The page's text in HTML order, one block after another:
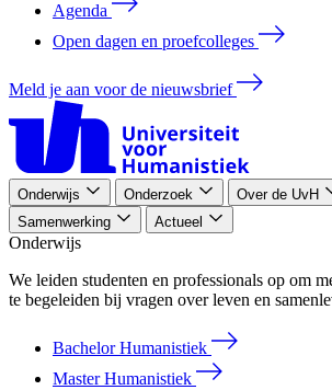
Agenda
Open dagen en proefcolleges
Meld je aan voor de nieuwsbrief
Onderwijs Onderzoek
Over de UvH
Samenwerking
Actueel
Onderwijs
We leiden studenten en professionals op om
te begeleiden bij vragen over leven en
Bachelor Humanistiek
Master Humanistiek